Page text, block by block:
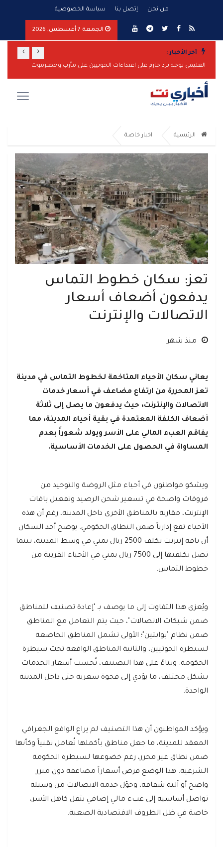
من نحن إتصل بنا سياسة الخصوصية
الجمعة 7 أغسطس, 2026
آخر الأخبار :
العليمي يوجه برد حازم على اعتداءات الحوثيين على مأرب وحضرموت
‹
›
الرئيسية اخبار خاصة
تعز: سكان خطوط التماس
يدفعون أضعاف أسعار
الاتصالات والإنترنت
منذ شهر
يعاني سكان الأحياء المتاخمة لخطوط التماس في مدينة
تعز المحررة من ارتفاع مضاعف في أسعار خدمات
الاتصالات والإنترنت، حيث يدفعون ما يصل إلى ثلاثة
أضعاف الكلفة المعتمدة في بقية أحياء المدينة، مما
يفاقم العبء المالي على الأسر ويولد شعوراً بعدم
المساواة في الحصول على الخدمات الأساسية.
ويشكو مواطنون في أحياء مثل الروضة والتوحيد من
فروقات واضحة في تسعير شحن الرصيد وتفعيل باقات
الإنترنت، مقارنة بالمناطق الأخرى داخل المدينة، رغم أن هذه
الأحياء تقع إدارياً ضمن النطاق الحكومي. يوضح أحد السكان
أن باقة إنترنت تكلف 2500 ريال يمني في وسط المدينة، بينما
تصل تكلفتها إلى 7500 ريال يمني في الأحياء القريبة من
خطوط التماس.
ويُعزى هذا التفاوت إلى ما يوصف بـ "إعادة تصنيف للمناطق
ضمن شبكات الاتصالات"، حيث يتم التعامل مع المناطق
ضمن نظام "بوابتين"؛ الأولى تشمل المناطق الخاضعة
لسيطرة الحوثيين، والثانية المناطق الواقعة تحت سيطرة
الحكومة. وبناءً على هذا التصنيف، تُحسب أسعار الخدمات
بشكل مختلف، ما يؤدي إلى فجوة سعرية حتى داخل المدينة
الواحدة.
ويؤكد المواطنون أن هذا التصنيف لم يراعِ الواقع الجغرافي
المعقد للمدينة، ما جعل مناطق بأكملها تُعامل تقنياً وكأنها
ضمن نطاق غير محرر، رغم خضوعها لسيطرة الحكومة
الشرعية. هذا الوضع فرض أسعاراً مضاعفة دون مبرر
واضح أو آلية شفافة، وحوّل خدمة الاتصالات من وسيلة
تواصل أساسية إلى عبء مالي إضافي يثقل كاهل الأسر،
خاصة في ظل الظروف الاقتصادية الصعبة.